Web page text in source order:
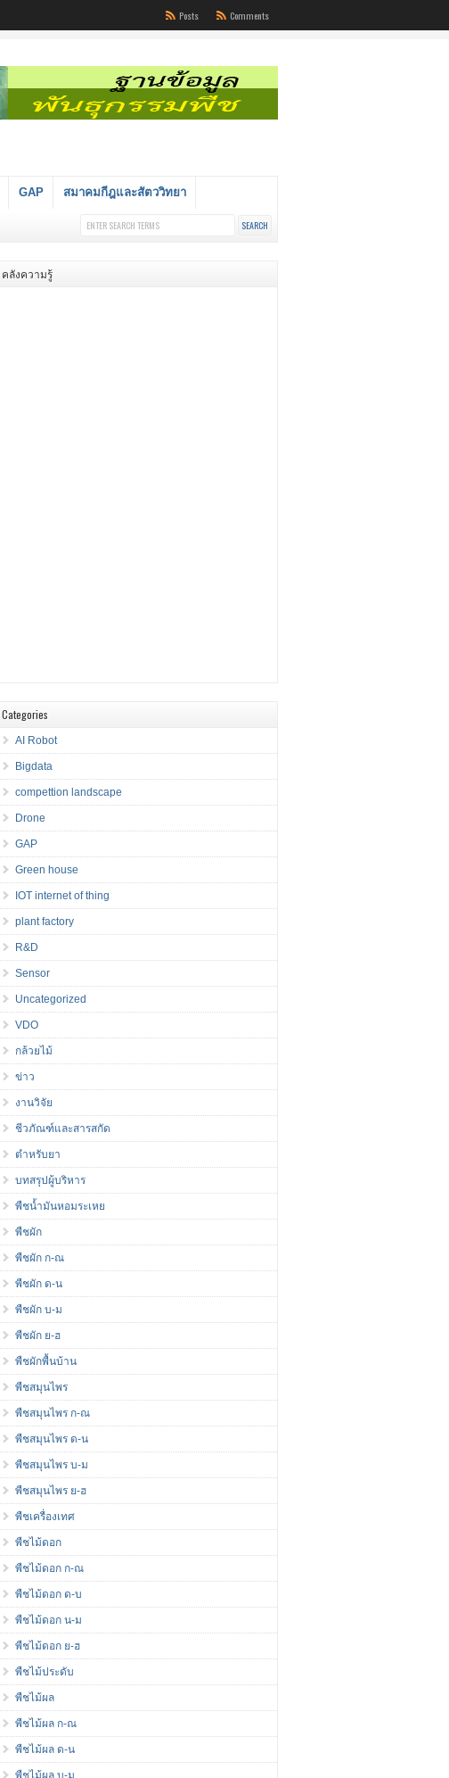
Comments
Posts
GAP สมาคมกีฎและสัตววิทยา
คลังความรู้
Categories
AI Robot
Bigdata
compettion landscape
Drone
GAP
Green house
IOT internet of thing
plant factory
R&D
Sensor
Uncategorized
VDO
กล้วยไม้
ข่าว
งานวิจัย
ชีวภัณฑ์และสารสกัด
ตำหรับยา
บทสรุปผู้บริหาร
พืชน้ำมันหอมระเหย
พืชผัก
พืชผัก ก-ณ
พืชผัก ด-น
พืชผัก บ-ม
พืชผัก ย-ฮ
พืชผักพื้นบ้าน
พืชสมุนไพร
พืชสมุนไพร ก-ณ
พืชสมุนไพร ด-น
พืชสมุนไพร บ-ม
พืชสมุนไพร ย-ฮ
พืชเครื่องเทศ
พืชไม้ดอก
พืชไม้ดอก ก-ณ
พืชไม้ดอก ด-บ
พืชไม้ดอก น-ม
พืชไม้ดอก ย-ฮ
พืชไม้ประดับ
พืชไม้ผล
พืชไม้ผล ก-ณ
พืชไม้ผล ด-น
พืชไม้ผล บ-ม